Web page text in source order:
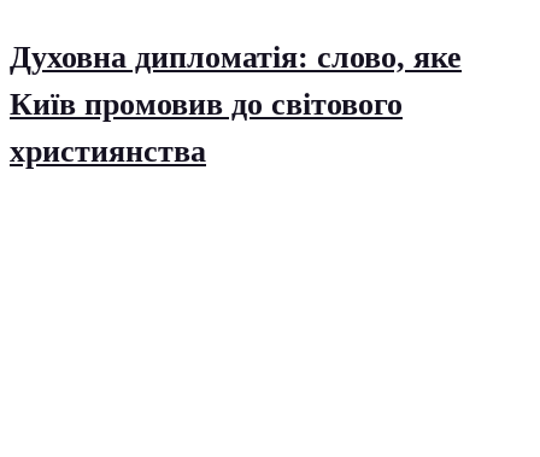
Духовна дипломатія: слово, яке
Київ промовив до світового
християнства